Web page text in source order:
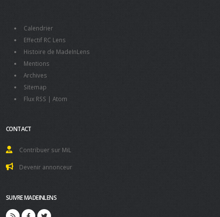
Calendrier
Effectif RC Lens
Histoire de MadeInLens
Mentions
Archives
Sitemap
Flux RSS | Atom
CONTACT
Contribuer sur MiL
Devenir annonceur
SUIVRE MADEINLENS